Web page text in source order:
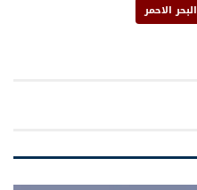
البحر الاحمر